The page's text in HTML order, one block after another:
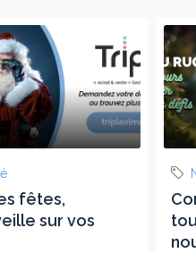
fêtes,
sur vos